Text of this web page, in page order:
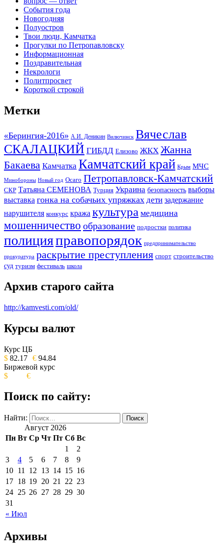
События года
Новогодняя
Полуостров
Твои люди, Камчатка
Прогулки по Петропавловску
Информационная
Поздравительная
Некрологи
Политпросвет
Короткой строкой
Метки
«Берингия-2016» А.И. Деникин Вилючинск Вячеслав
СКАЛАЦКИЙ ГИБДД Елизово ЖКХ Жанна
Бакаева Камчатка Камчатский край Крым МЧС
Минобороны Новый год Осаго Петропавловск-Камчатский
СКР Татьяна СЕМЕНОВА Турция Украина безопасность выборы
выставка гонка на собачьих упряжках дети задержание
нарушителя конкурс кража культура медицина
мошенничество образование подростки политика
полицияправопорядок предпринимательство
прокуратура раскрытие преступления спорт строительство
суд туризм фестиваль школа
Архив старого сайта
http://kamvesti.com/old/
ОБЩЕСТВЕННО-ПОЛИТИЧЕСКОЕ
ИЗДАНИЕ КАМЧАТСКОГО КРАЯ.
Курсы валют
Курс ЦБ
$ 82.17 € 94.84
Биржевой курс
$
€
Поиск по сайту:
Найти:
Август 2026
Пн Вт Ср Чт Пт Сб Вс
« Июл
1
2
3
4 5 6 7 8
9
10 11 12 13 14 15 16
17 18 19 20 21 22 23
24 25 26 27 28 29 30
31
Архивы